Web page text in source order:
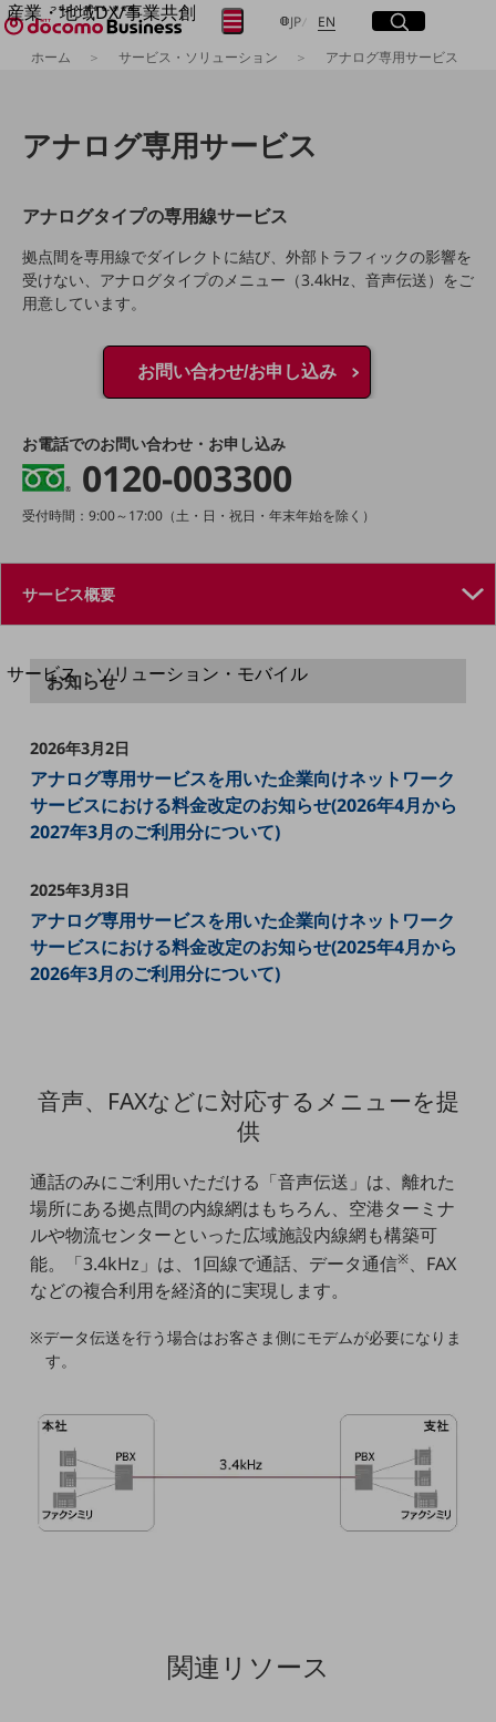
アナログ専用サービス
アナログタイプの専用線サービス
拠点間を専用線でダイレクトに結び、外部トラフィックの影響を
受けない、アナログタイプのメニュー（3.4kHz、音声伝送）をご
用意しています。
お問い合わせ/お申し込み
お電話でのお問い合わせ・お申し込み
0120-003300
受付時間：9:00～17:00（土・日・祝日・年末年始を除く）
産業・地域DX/事業共創
OPEN HUB for Plural Futures
イベント/ウェビナー
記事コンテンツ
Smart World
産業・地域DXプラットフォーマーとして
企業と地域が持続成長する社会を目指します
Smart City
Smart Healthcare
Smart Worksite
地域の取り組み
地域社会を支える皆さまと地域課題の解決や
自治体・地域社会との共創
別ウィンドウで開きます
サービス・ソリューション・モバイル
サービス・ソリューションTOP
サービス・ソリューションをご紹介
カテゴリーで探す
カテゴリーで探すTOP
ネットワーク・モバイル
クラウド・データセンター
電話・映像コミュニケーション
セキュリティ
運用管理
業務支援・マーケティング
災害対策・BCP
課題・ニーズで探す
課題・ニーズで探すTOP
コミュニケーション・情報共有
業務効率化
災害対策
職場環境整備
JP日本語
EN Englishサイト内検索
開く
メニュー
開く
フリーワードでNTTドコモビジネスの
取り組みを検索
ホーム サービス・ソリューション アナログ専用サービス
お知らせ
2026年3月2日
アナログ専用サービスを用いた企業向けネットワーク
サービスにおける料金改定のお知らせ(2026年4月から
2027年3月のご利用分について)
2025年3月3日
アナログ専用サービスを用いた企業向けネットワーク
サービスにおける料金改定のお知らせ(2025年4月から
2026年3月のご利用分について)
音声、FAXなどに対応するメニューを提
供
通話のみにご利用いただける「音声伝送」は、離れた
場所にある拠点間の内線網はもちろん、空港ターミナ
ルや物流センターといった広域施設内線網も構築可
能。「3.4kHz」は、1回線で通話、データ通信※、FAX
などの複合利用を経済的に実現します。
※データ伝送を行う場合はお客さま側にモデムが必要になりま
す。
関連リソース